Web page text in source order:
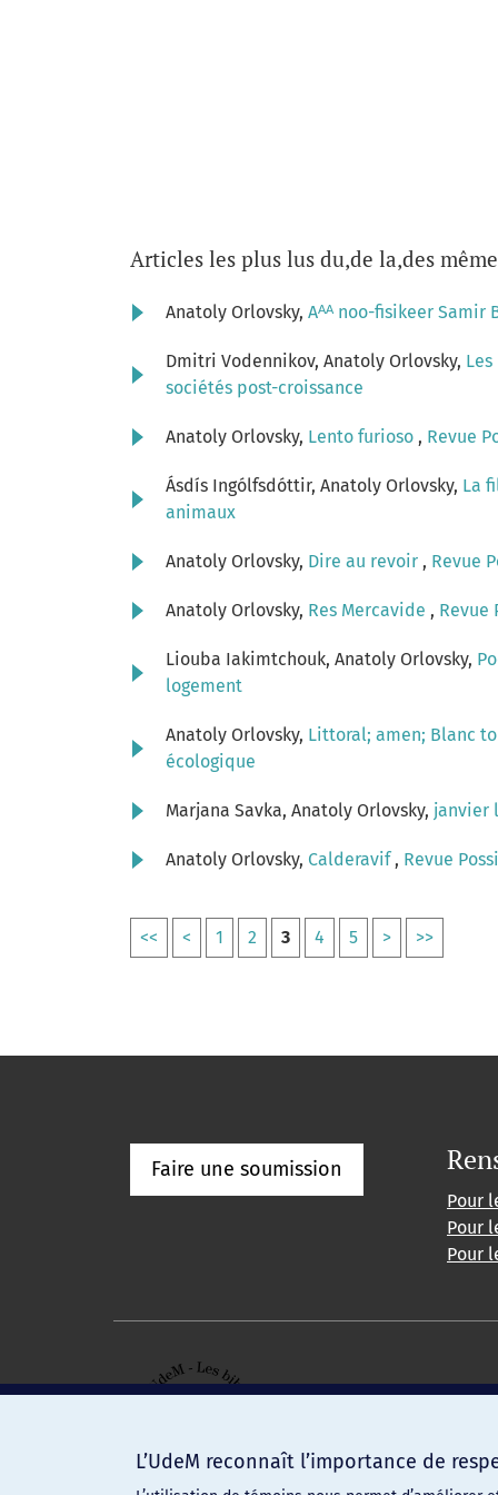
Articles les plus lus du,de la,des
Anatoly Orlovsky, Aᴬᴬ noo-fisikeer Samir
Dmitri Vodennikov, Anatoly Orlovsky,
sociétés post-croissance
Anatoly Orlovsky, Lento furioso , Revue
Ásdís Ingólfsdóttir, Anatoly Orlovsky, La
animaux
Anatoly Orlovsky, Dire au revoir , Revue
Anatoly Orlovsky, Res Mercavide , Revue
Liouba Iakimtchouk, Anatoly Orlovsky,
logement
Anatoly Orlovsky, Littoral; amen; Blanc
écologique
Marjana Savka, Anatoly Orlovsky, janvier
Anatoly Orlovsky, Calderavif, Revue
<< < 1 2 3 4 5 > >>
Faire une soumission
Pour
Pour
Pour
L’UdeM reconnaît l’importance de